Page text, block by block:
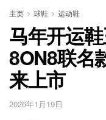
主页 球鞋 运动鞋
马年开运
8ON8联名
来上市
2026年1月19日